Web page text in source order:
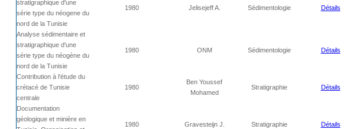
stratigraphique d'une
série type du néogene du
nord de la Tunisie
1980 Jelisejeff A. Sédimentologie Détails
Analyse sédimentaire et
stratigraphique d'une
série type du néogène du
nord de la Tunisie
1980 ONM Sédimentologie Détails
Contribution à l'étude du
crétacé de Tunisie
centrale
1980
Ben Youssef
Mohamed
Stratigraphie Détails
Documentation
géologique et minière en
1980 Gravesteijn J. Stratigraphie Détails